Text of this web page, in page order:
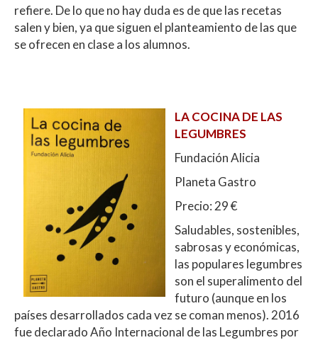
refiere. De lo que no hay duda es de que las recetas
salen y bien, ya que siguen el planteamiento de las que
se ofrecen en clase a los alumnos.
LA COCINA DE LAS
LEGUMBRES
Fundación Alicia
Planeta Gastro
Precio: 29 €
Saludables, sostenibles,
sabrosas y económicas,
las populares legumbres
son el superalimento del
futuro (aunque en los
países desarrollados cada vez se coman menos). 2016
fue declarado Año Internacional de las Legumbres por